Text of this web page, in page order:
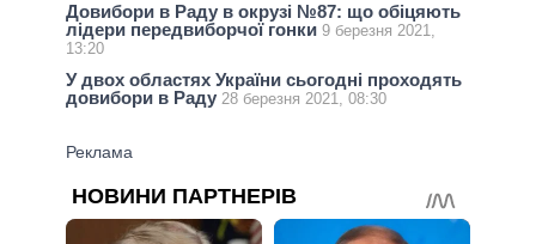
Довибори в Раду в окрузі №87: що обіцяють
лідери передвиборчої гонки 9 березня 2021,
13:20
У двох областях України сьогодні проходять
довибори в Раду 28 березня 2021, 08:30